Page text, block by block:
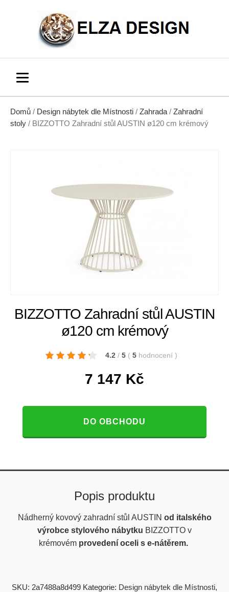
Domů / Design nábytek dle Místnosti / Zahrada / Zahradní
stoly / BIZZOTTO Zahradní stůl AUSTIN ø120 cm krémový
BIZZOTTO Zahradní stůl AUSTIN
ø120 cm krémový
4.2 / 5 ( 5 hodnocení )
7 147 Kč
DO OBCHODU
Popis produktu
Nádherný kovový zahradní stůl AUSTIN od italského
výrobce stylového nábytku BIZZOTTO v
krémovém provedení oceli s e-nátěrem.
SKU: 2a7488a8d499 Kategorie: Design nábytek dle Místnosti,